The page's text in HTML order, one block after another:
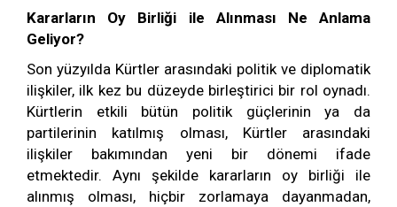
Kararların Oy Birliği ile Alınması Ne Anlama
Geliyor?
Son yüzyılda Kürtler arasındaki politik ve diplomatik
ilişkiler, ilk kez bu düzeyde birleştirici bir rol oynadı.
Kürtlerin etkili bütün politik güçlerinin ya da
partilerinin katılmış olması, Kürtler arasındaki
ilişkiler bakımından yeni bir dönemi ifade
etmektedir. Aynı şekilde kararların oy birliği ile
alınmış olması, hiçbir zorlamaya dayanmadan,